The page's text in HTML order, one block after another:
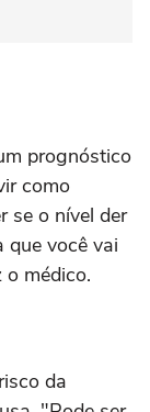
prognóstico
como
se o nível der
que você vai
médico.
da